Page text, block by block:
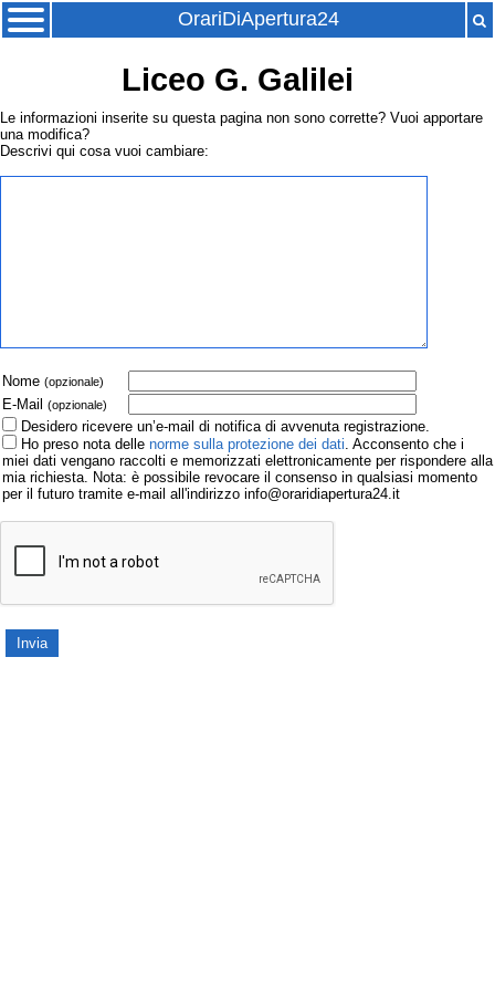
OrariDiApertura24
Liceo G. Galilei
Le informazioni inserite su questa pagina non sono corrette? Vuoi apportare
una modifica?
Descrivi qui cosa vuoi cambiare:
Nome (opzionale)
E-Mail (opzionale)
Desidero ricevere un’e-mail di notifica di avvenuta registrazione.
Ho preso nota delle norme sulla protezione dei dati. Acconsento che i
miei dati vengano raccolti e memorizzati elettronicamente per rispondere alla
mia richiesta. Nota: è possibile revocare il consenso in qualsiasi momento
per il futuro tramite e-mail all'indirizzo info@oraridiapertura24.it